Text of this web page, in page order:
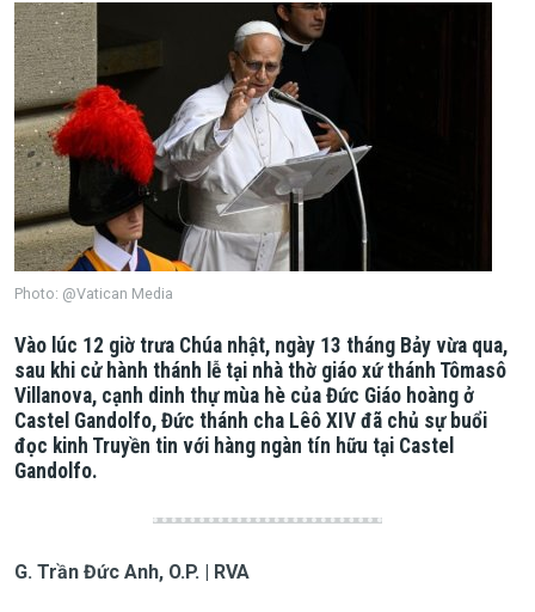
Photo: @Vatican Media
Vào lúc 12 giờ trưa Chúa nhật, ngày 13 tháng Bảy vừa qua,
sau khi cử hành thánh lễ tại nhà thờ giáo xứ thánh Tômasô
Villanova, cạnh dinh thự mùa hè của Đức Giáo hoàng ở
Castel Gandolfo, Đức thánh cha Lêô XIV đã chủ sự buổi
đọc kinh Truyền tin với hàng ngàn tín hữu tại Castel
Gandolfo.
G. Trần Đức Anh, O.P. | RVA